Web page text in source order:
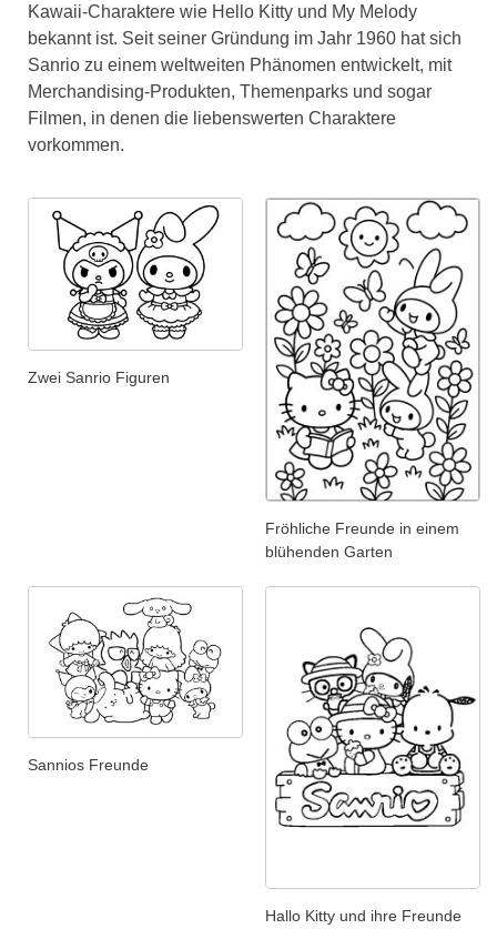
Kawaii-Charaktere wie Hello Kitty und My Melody
bekannt ist. Seit seiner Gründung im Jahr 1960 hat sich
Sanrio zu einem weltweiten Phänomen entwickelt, mit
Merchandising-Produkten, Themenparks und sogar
Filmen, in denen die liebenswerten Charaktere
vorkommen.
Zwei Sanrio Figuren
Fröhliche Freunde in einem
blühenden Garten
Sannios Freunde
Hallo Kitty und ihre Freunde